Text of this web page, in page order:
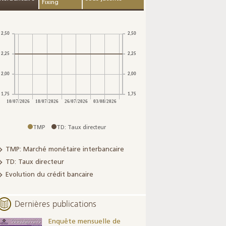
Présentation de la
la supervision
Rapport annuel de
2025
Fixing
TMP TD: Taux directeur
TMP: Marché monétaire interbancaire
TD: Taux directeur
Evolution du crédit bancaire
Dernières publications
Enquête mensuelle de